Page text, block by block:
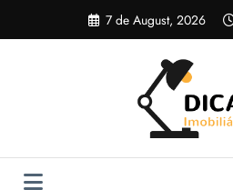
content
7 de August, 2026